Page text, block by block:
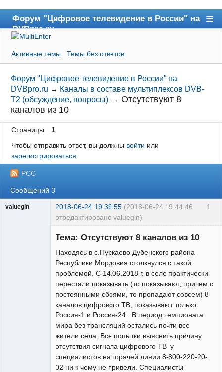
Форум "Цифровое телевидение в России" на
DVBpro.ru
Форум
Сайт DVBpro.ru
Поиск
Регистрация
Вход
Активные темы Темы без ответов
Форум "Цифровое телевидение в России" на
DVBpro.ru → Каналы в составе мультиплексов DVB-
T2 (обсуждение, вопросы) →Отсутствуют 8
каналов из 10
Страницы
1
Чтобы отправить ответ, вы должны войти или
зарегистрироваться
РСС
Сообщений 3
1
valuegin 2018-06-24 19:39:55 (2018-06-24 19:44:46
отредактировано valuegin)
Тема: Отсутствуют 8 каналов из 10
Находясь в с.Пуркаево Дубенского района
Республики Мордовия столкнулся с такой
проблемой. С 14.06.2018 г. в селе практически
перестали показывать (то показывают, причем с
постоянными сбоями, то пропадают совсем) 8
каналов цифрового ТВ, показывают только
Россия-1 и Россия-24. В период чемпионата
мира без трансляций остались почти все
жители села. Все попытки выяснить причину
отсутствия сигнала цифрового ТВ у
специалистов на горячей линии 8-800-220-20-
02 ни к чему не привели. Специалисты